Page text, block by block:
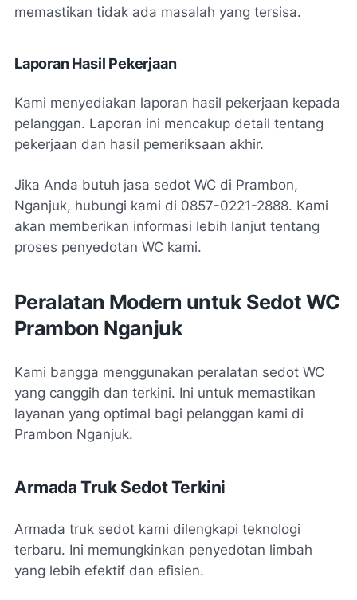
memastikan tidak ada masalah yang tersisa.
Laporan Hasil Pekerjaan
Kami menyediakan laporan hasil pekerjaan kepada
pelanggan. Laporan ini mencakup detail tentang
pekerjaan dan hasil pemeriksaan akhir.
Jika Anda butuh jasa sedot WC di Prambon,
Nganjuk, hubungi kami di 0857-0221-2888. Kami
akan memberikan informasi lebih lanjut tentang
proses penyedotan WC kami.
Peralatan Modern untuk Sedot WC
Prambon Nganjuk
Kami bangga menggunakan peralatan sedot WC
yang canggih dan terkini. Ini untuk memastikan
layanan yang optimal bagi pelanggan kami di
Prambon Nganjuk.
Armada Truk Sedot Terkini
Armada truk sedot kami dilengkapi teknologi
terbaru. Ini memungkinkan penyedotan limbah
yang lebih efektif dan efisien.